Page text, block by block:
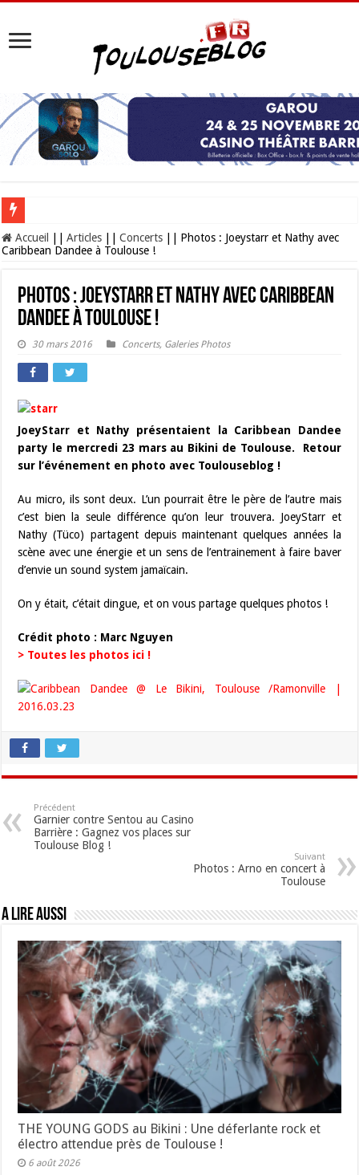
Les Nocturnes de la Cité de l’espace 2026 : l’événement incontournable de
Accueil Articles Concerts
Photos : Joeystarr et Nathy avec
Caribbean Dandee à Toulouse !
Photos : Joeystarr et Nathy avec Caribbean
Dandee à Toulouse !
30 mars 2016 Concerts, Galeries Photos
JoeyStarr et Nathy présentaient la Caribbean Dandee
party le mercredi 23 mars au Bikini de Toulouse. Retour
sur l’événement en photo avec Toulouseblog !
Au micro, ils sont deux. L’un pourrait être le père de l’autre mais
c’est bien la seule différence qu’on leur trouvera. JoeyStarr et
Nathy (Tüco) partagent depuis maintenant quelques années la
scène avec une énergie et un sens de l’entrainement à faire baver
d’envie un sound system jamaïcain.
On y était, c’était dingue, et on vous partage quelques photos !
Crédit photo : Marc Nguyen
> Toutes les photos ici !
Précédent
Garnier contre Sentou au Casino
Barrière : Gagnez vos places sur
Toulouse Blog !
Suivant
Photos : Arno en concert à
Toulouse
A lire aussi
THE YOUNG GODS au Bikini : Une déferlante rock et
électro attendue près de Toulouse !
6 août 2026